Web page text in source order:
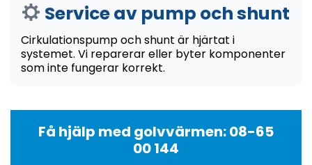
Service av pump och shunt
Cirkulationspump och shunt är hjärtat i
systemet. Vi reparerar eller byter komponenter
som inte fungerar korrekt.
Få hjälp med golvvärmen: 08-65
00 144